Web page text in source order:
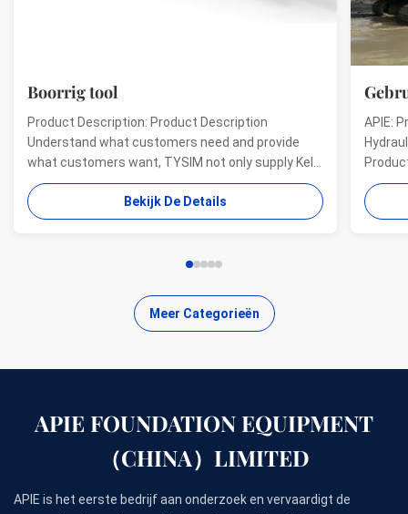
Boorrig tool
Product Description: Product Description
Understand what customers need and provide
what customers want, TYSIM not only supply Kelly
bars for drill rigs of world’s top brands, but also
provide one-stop solution for the world foundation
construction users. While providing customized
Bekijk De Details
APIE:
offer
Meer Categorieën
APIE FOUNDATION EQUIPMENT
（CHINA）LIMITED
APIE is het eerste bedrijf aan onderzoek en vervaardigt de